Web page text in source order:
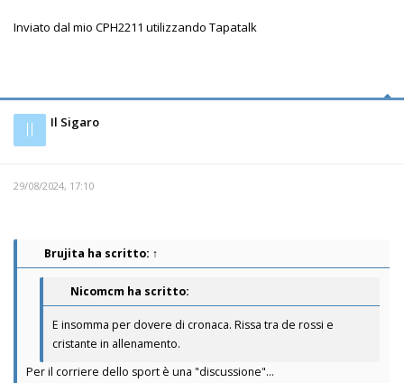
Inviato dal mio CPH2211 utilizzando Tapatalk
Il Il Sigaro
29/08/2024, 17:10
Brujita ha scritto: ↑
Nicomcm ha scritto:
E insomma per dovere di cronaca. Rissa tra de rossi e
cristante in allenamento.
Per il corriere dello sport è una "discussione"...